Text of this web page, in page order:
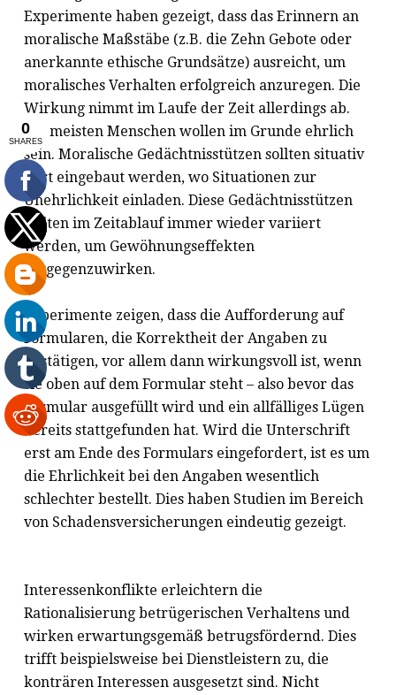
Experimente haben gezeigt, dass das Erinnern an
moralische Maßstäbe (z.B. die Zehn Gebote oder
anerkannte ethische Grundsätze) ausreicht, um
moralisches Verhalten erfolgreich anzuregen. Die
Wirkung nimmt im Laufe der Zeit allerdings ab.
Die meisten Menschen wollen im Grunde ehrlich
sein. Moralische Gedächtnisstützen sollten situativ
dort eingebaut werden, wo Situationen zur
Unehrlichkeit einladen. Diese Gedächtnisstützen
sollten im Zeitablauf immer wieder variiert
werden, um Gewöhnungseffekten
entgegenzuwirken.
Experimente zeigen, dass die Aufforderung auf
Formularen, die Korrektheit der Angaben zu
bestätigen, vor allem dann wirkungsvoll ist, wenn
sie oben auf dem Formular steht – also bevor das
Formular ausgefüllt wird und ein allfälliges Lügen
bereits stattgefunden hat. Wird die Unterschrift
erst am Ende des Formulars eingefordert, ist es um
die Ehrlichkeit bei den Angaben wesentlich
schlechter bestellt. Dies haben Studien im Bereich
von Schadensversicherungen eindeutig gezeigt.
Interessenkonflikte erleichtern die
Rationalisierung betrügerischen Verhaltens und
wirken erwartungsgemäß betrugsfördernd. Dies
trifft beispielsweise bei Dienstleistern zu, die
konträren Interessen ausgesetzt sind. Nicht